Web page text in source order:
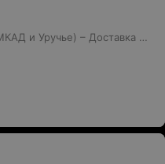
и Уручье) – Доставка товаров стоимостью свыше 150 BYN в пределах МКАД, Уручье и Шабаны — бесплатно; – Доставка товаров стоимостью до 150 BYN в пределах МКАД, Уручье и Шабаны — 10 BYN; – Стоимость доставки в остальные районы — от 12 BYN (но не более 10 км от МКАД); – Доставка товаров стоимостью более 250 BYN за пределы МКАД, но не более 7 км осуществляется бесплатно